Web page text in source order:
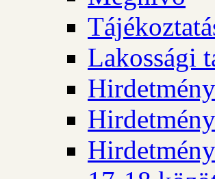
Lakossági
Hirdetmény
Hirdetmény